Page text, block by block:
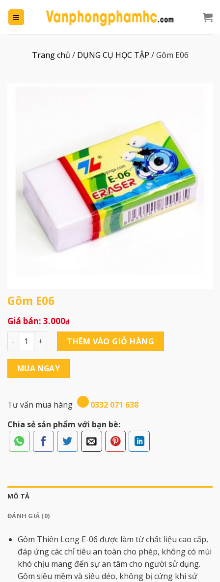
đến
Trang chủ / DỤNG CỤ HỌC TẬP /Gôm E06
Gôm E06
3.000₫
Gôm E06 số lượngTHÊM VÀO GIỎ HÀNG
MUA NGAY
Tư vấn mua hàng
0332 071 638
Chia sẻ sản phẩm với bạn bè:
MÔ TẢ
ĐÁNH GIÁ (0)
Gôm Thiên Long E-06 được làm từ chất liệu cao cấp,
đáp ứng các chỉ tiêu an toàn cho phép, không có mùi
khó chịu mang đến sự an tâm cho người sử dụng.
Gôm siêu mềm và siêu dẻo, không bị cứng khi sử